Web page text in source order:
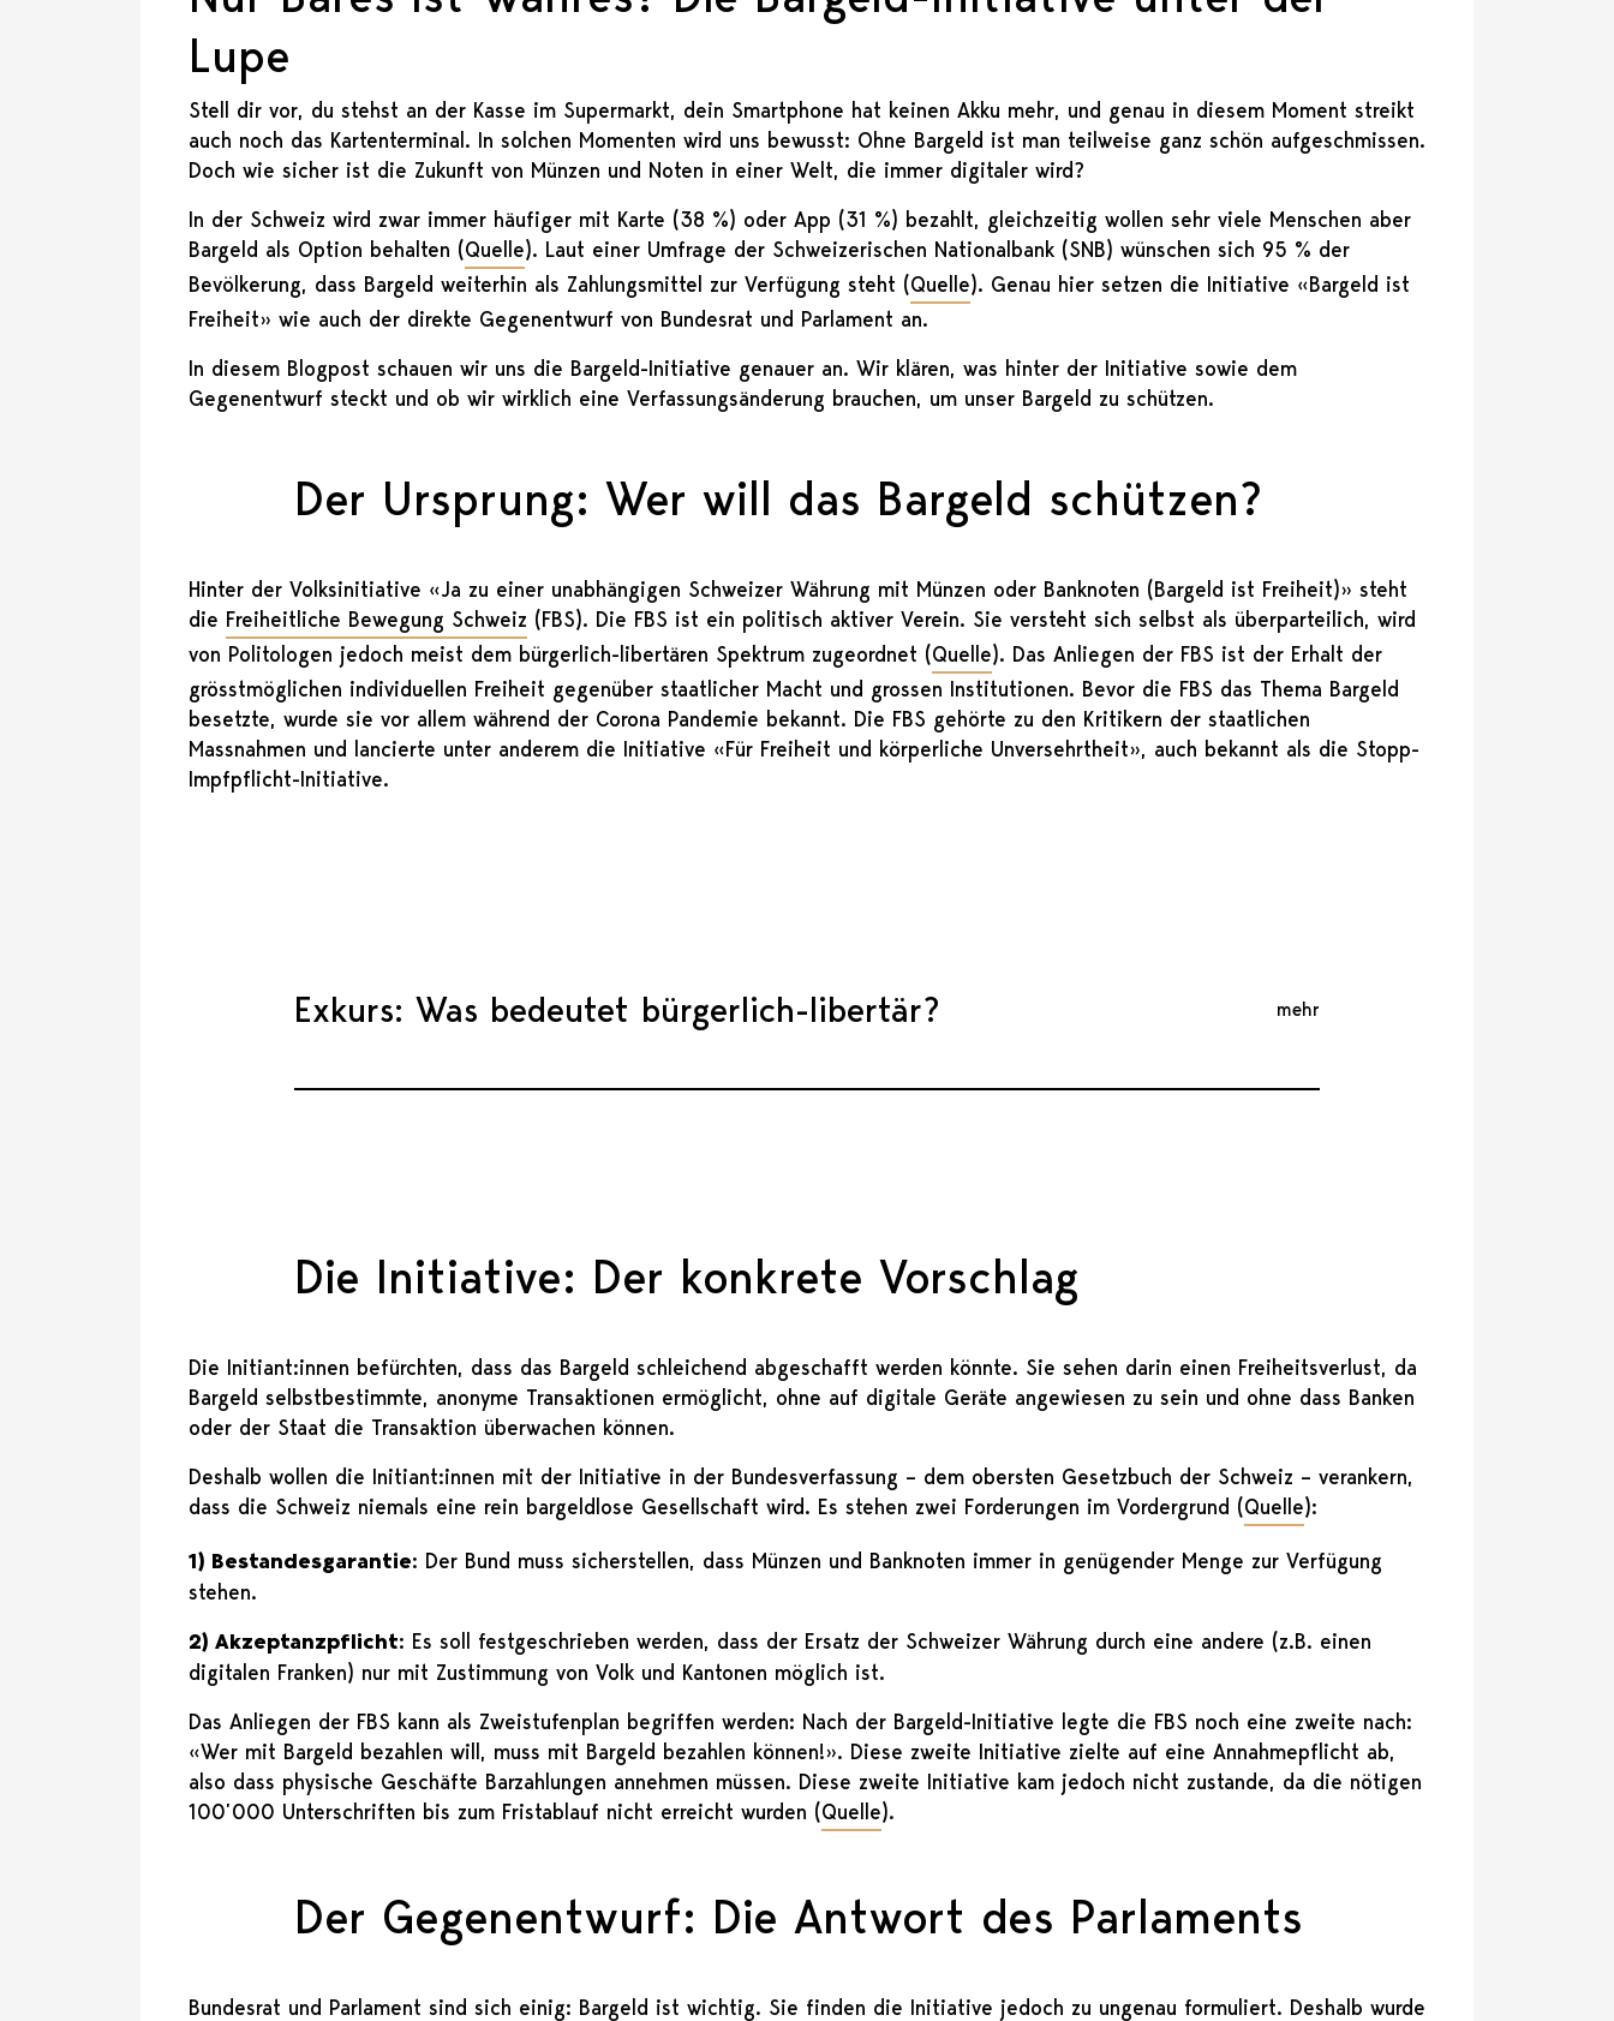
Lupe
Stell dir vor, du stehst an der Kasse im Supermarkt, dein Smartphone hat keinen Akku mehr, und genau in diesem Moment streikt
auch noch das Kartenterminal. In solchen Momenten wird uns bewusst: Ohne Bargeld ist man teilweise ganz schön aufgeschmissen.
Doch wie sicher ist die Zukunft von Münzen und Noten in einer Welt, die immer digitaler wird?
In der Schweiz wird zwar immer häufiger mit Karte (38 %) oder App (31 %) bezahlt, gleichzeitig wollen sehr viele Menschen aber
Bargeld als Option behalten (Quelle). Laut einer Umfrage der Schweizerischen Nationalbank (SNB) wünschen sich 95 % der
Bevölkerung, dass Bargeld weiterhin als Zahlungsmittel zur Verfügung steht (Quelle). Genau hier setzen die Initiative «Bargeld ist
Freiheit» wie auch der direkte Gegenentwurf von Bundesrat und Parlament an.
In diesem Blogpost schauen wir uns die Bargeld-Initiative genauer an. Wir klären, was hinter der Initiative sowie dem
Gegenentwurf steckt und ob wir wirklich eine Verfassungsänderung brauchen, um unser Bargeld zu schützen.
Der Ursprung: Wer will das Bargeld schützen?
Hinter der Volksinitiative «Ja zu einer unabhängigen Schweizer Währung mit Münzen oder Banknoten (Bargeld ist Freiheit)» steht
die Freiheitliche Bewegung Schweiz (FBS). Die FBS ist ein politisch aktiver Verein. Sie versteht sich selbst als überparteilich, wird
von Politologen jedoch meist dem bürgerlich-libertären Spektrum zugeordnet (Quelle). Das Anliegen der FBS ist der Erhalt der
grösstmöglichen individuellen Freiheit gegenüber staatlicher Macht und grossen Institutionen. Bevor die FBS das Thema Bargeld
besetzte, wurde sie vor allem während der Corona Pandemie bekannt. Die FBS gehörte zu den Kritikern der staatlichen
Massnahmen und lancierte unter anderem die Initiative «Für Freiheit und körperliche Unversehrtheit», auch bekannt als die Stopp-
Impfpflicht-Initiative.
Exkurs: Was bedeutet bürgerlich-libertär? mehr
Die Initiative: Der konkrete Vorschlag
Die Initiant:innen befürchten, dass das Bargeld schleichend abgeschafft werden könnte. Sie sehen darin einen Freiheitsverlust, da
Bargeld selbstbestimmte, anonyme Transaktionen ermöglicht, ohne auf digitale Geräte angewiesen zu sein und ohne dass Banken
oder der Staat die Transaktion überwachen können.
Deshalb wollen die Initiant:innen mit der Initiative in der Bundesverfassung – dem obersten Gesetzbuch der Schweiz – verankern,
dass die Schweiz niemals eine rein bargeldlose Gesellschaft wird. Es stehen zwei Forderungen im Vordergrund (Quelle):
1) Bestandesgarantie: Der Bund muss sicherstellen, dass Münzen und Banknoten immer in genügender Menge zur Verfügung
stehen.
2) Akzeptanzpflicht: Es soll festgeschrieben werden, dass der Ersatz der Schweizer Währung durch eine andere (z.B. einen
digitalen Franken) nur mit Zustimmung von Volk und Kantonen möglich ist.
Das Anliegen der FBS kann als Zweistufenplan begriffen werden: Nach der Bargeld-Initiative legte die FBS noch eine zweite nach:
«Wer mit Bargeld bezahlen will, muss mit Bargeld bezahlen können!». Diese zweite Initiative zielte auf eine Annahmepflicht ab,
also dass physische Geschäfte Barzahlungen annehmen müssen. Diese zweite Initiative kam jedoch nicht zustande, da die nötigen
100’000 Unterschriften bis zum Fristablauf nicht erreicht wurden (Quelle).
Der Gegenentwurf: Die Antwort des Parlaments
Bundesrat und Parlament sind sich einig: Bargeld ist wichtig. Sie finden die Initiative jedoch zu ungenau formuliert. Deshalb wurde